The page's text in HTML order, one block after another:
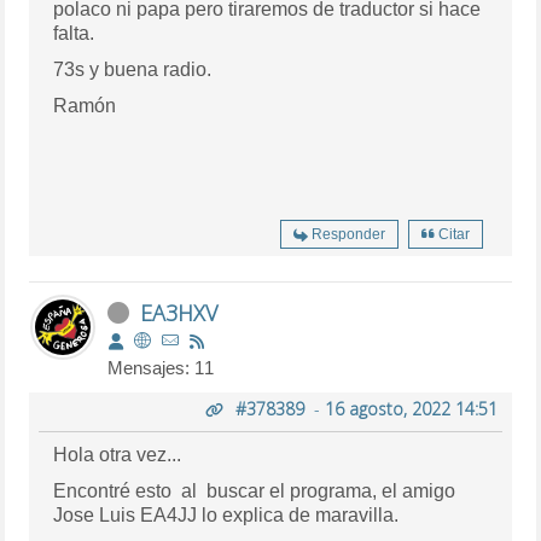
polaco ni papa pero tiraremos de traductor si hace
falta.
73s y buena radio.
Ramón
Responder Citar
EA3HXV
Mensajes: 11
#378389- 16 agosto, 2022 14:51
Hola otra vez...
Encontré esto al buscar el programa, el amigo
Jose Luis EA4JJ lo explica de maravilla.